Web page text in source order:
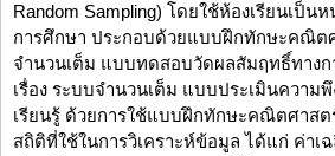
Random Sampling) โดยใช้ห้องเรียนเป็น
การศึกษา ประกอบด้วยแบบฝึกทักษะคณิตศ
จำนวนเต็ม แบบทดสอบวัดผลสัมฤทธิ์ทาง
เรื่อง ระบบจำนวนเต็ม แบบประเมินความ
เรียนรู้ ด้วยการใช้แบบฝึกทักษะคณิตศาสต
สถิติที่ใช้ในการวิเคราะห์ข้อมูล ได้แก่ ค่าเ